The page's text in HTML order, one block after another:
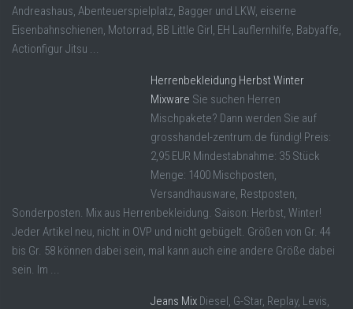
Andreashaus, Abenteuerspielplatz, Bagger und LKW, eiserne
Eisenbahnschienen, Motorrad, BB Little Girl, EH Lauflernhilfe, Babyaffe,
Actionfigur Jitsu ...
Herrenbekleidung Herbst Winter
Mixware Sie suchen Herren
Mischpakete? Dann werden Sie auf
grosshandel-zentrum.de fündig! Preis:
2,95 EUR Mindestabnahme: 35 Stück
Menge: 1400 Mischposten,
Versandhausware, Restposten,
Sonderposten. Mix aus Herrenbekleidung. Saison: Herbst, Winter!
Jeder Artikel neu, nicht in OVP und nicht gebügelt. Größen von Gr. 44
bis Gr. 58 können dabei sein, mal kann auch eine andere Größe dabei
sein. Im ...
Jeans Mix Diesel, G-Star, Replay, Levis,